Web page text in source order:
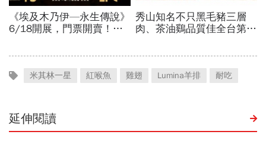
米其林一星 紅喉魚 雞翅 Lumina羊排 耐吃
延伸閱讀